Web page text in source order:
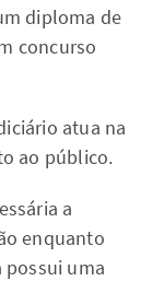
diploma de
concurso
atua na
ao público.
a
enquanto
uma